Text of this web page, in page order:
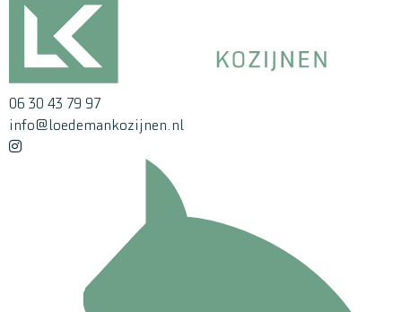
06 30 43 79 97
info@loedemankozijnen.nl